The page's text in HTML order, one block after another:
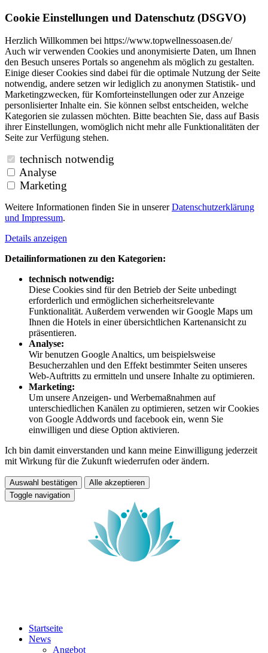
Cookie Einstellungen und Datenschutz (DSGVO)
Herzlich Willkommen bei https://www.topwellnessoasen.de/
Auch wir verwenden Cookies und anonymisierte Daten, um Ihnen
den Besuch unseres Portals so angenehm als möglich zu gestalten.
Einige dieser Cookies sind dabei für die optimale Nutzung der Seite
notwendig, andere setzen wir lediglich zu anonymen Statistik- und
Marketingzwecken, für Komforteinstellungen oder zur Anzeige
personlisierter Inhalte ein. Sie können selbst entscheiden, welche
Kategorien sie zulassen möchten. Bitte beachten Sie, dass auf Basis
ihrer Einstellungen, womöglich nicht mehr alle Funktionalitäten der
Seite zur Verfügung stehen.
technisch notwendig
Analyse
Marketing
Weitere Informationen finden Sie in unsererDatenschutzerklärung
und Impressum.
Details anzeigen
Detailinformationen zu den Kategorien:
technisch notwendig:
Diese Cookies sind für den Betrieb der Seite unbedingt
erforderlich und ermöglichen sicherheitsrelevante
Funktionalität. Außerdem verwenden wir Google Maps um
Ihnen die Hotels in einer übersichtlichen Kartenansicht zu
präsentieren.
Analyse:
Wir benutzen Google Analtics, um beispielsweise
Besucherzahlen und den Effekt bestimmter Seiten unseres
Web-Auftritts zu ermitteln und unsere Inhalte zu optimieren.
Marketing:
Um unsere Anzeigen- und Werbemaßnahmen auf
unterschiedlichen Kanälen zu optimieren, setzen wir Cookies
von Google Addwords und facebook ein, wenn Sie
einwilligen und diese Option aktivieren.
Ich bin damit einverstanden und kann meine Einwilligung jederzeit
mit Wirkung für die Zukunft wiederrufen oder ändern.
Auswahl bestätigen
Alle akzeptieren
Toggle navigation
Startseite
News
Angebot